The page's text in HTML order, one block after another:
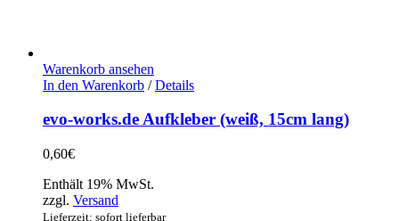
Warenkorb ansehen
In den Warenkorb / Details
evo-works.de Aufkleber (weiß, 15cm lang)
0,60€
Enthält 19% MwSt.
zzgl. Versand
Lieferzeit: sofort lieferbar